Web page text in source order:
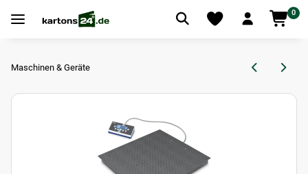
0
Maschinen & Geräte